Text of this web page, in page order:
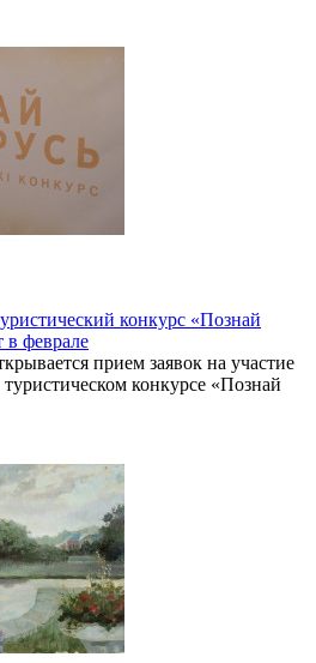
конкурс «Познай
в феврале
прием заявок на участие
конкурсе «Познай